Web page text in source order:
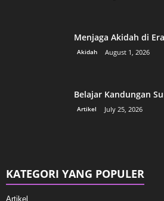
Menjaga Akidah di
Akidah August 1, 2026
Belajar Kandungan
Artikel July 25, 2026
KATEGORI YANG POPULER
Artikel